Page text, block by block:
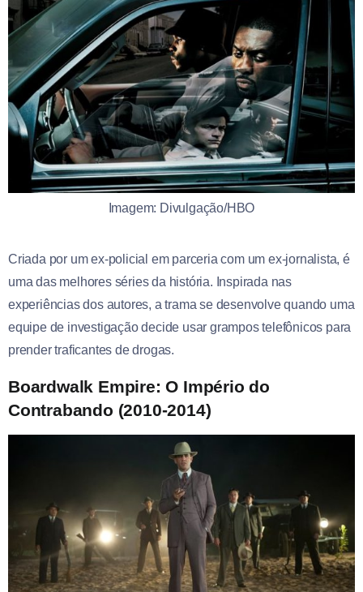
Imagem: Divulgação/HBO
Criada por um ex-policial em parceria com um ex-jornalista, é
uma das melhores séries da história. Inspirada nas
experiências dos autores, a trama se desenvolve quando uma
equipe de investigação decide usar grampos telefônicos para
prender traficantes de drogas.
Boardwalk Empire: O Império do
Contrabando (2010-2014)